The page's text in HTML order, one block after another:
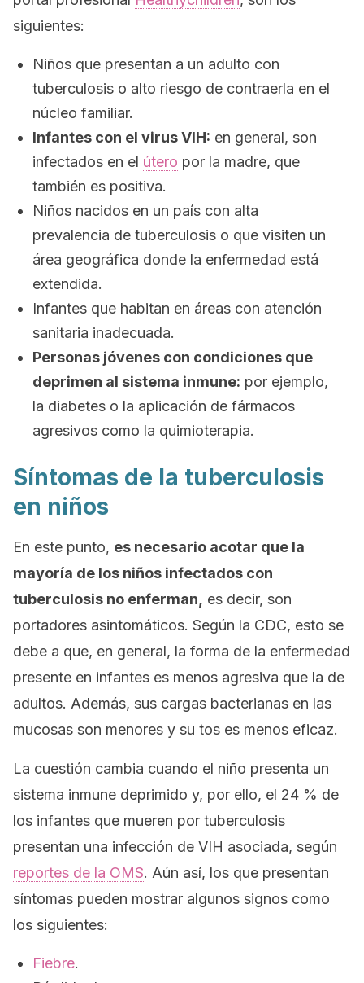
siguientes:
Niños que presentan a un adulto con
tuberculosis o alto riesgo de contraerla en el
núcleo familiar.
Infantes con el virus VIH: en general, son
infectados en el útero por la madre, que
también es positiva.
Niños nacidos en un país con alta
prevalencia de tuberculosis o que visiten un
área geográfica donde la enfermedad está
extendida.
Infantes que habitan en áreas con atención
sanitaria inadecuada.
Personas jóvenes con condiciones que
deprimen al sistema inmune: por ejemplo,
la diabetes o la aplicación de fármacos
agresivos como la quimioterapia.
Síntomas de la tuberculosis
en niños
En este punto, es necesario acotar que la
mayoría de los niños infectados con
tuberculosis no enferman,
es decir, son
portadores asintomáticos. Según la CDC, esto se
debe a que, en general, la forma de la enfermedad
presente en infantes es menos agresiva que la de
adultos. Además, sus cargas bacterianas en las
mucosas son menores y su tos es menos eficaz.
La cuestión cambia cuando el niño presenta un
sistema inmune deprimido y, por ello, el 24 % de
los infantes que mueren por tuberculosis
presentan una infección de VIH asociada, según
reportes de la OMS. Aún así, los que presentan
síntomas pueden mostrar algunos signos como
los siguientes:
Fiebre.